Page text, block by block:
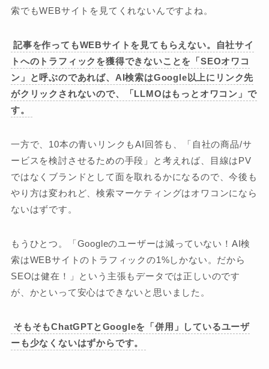
索でもWEBサイトを見てくれないんですよね。
記事を作ってもWEBサイトを見てもらえない。自社サイ
トへのトラフィックを獲得できないことを「SEOオワコ
ン」と呼ぶのであれば、AI検索はGoogle以上にリンク先
がクリックされないので、「LLMOはもっとオワコン」で
す。
一方で、10本の青いリンクもAI回答も、「自社の商品/サ
ービスを検討させるための手段」と考えれば、目線はPV
ではなくブランドとして面を取れるかになるので、今後も
やり方は変われど、検索マーケティングはオワコンになら
ないはずです。
もうひとつ。「Googleのユーザーは減っていない！AI検
索はWEBサイトのトラフィックの1%しかない。だから
SEOは健在！」という主張もデータでは正しいのです
が、かといって安心はできないと思いました。
そもそもChatGPTとGoogleを「併用」しているユーザ
ーも少なくないはずからです。